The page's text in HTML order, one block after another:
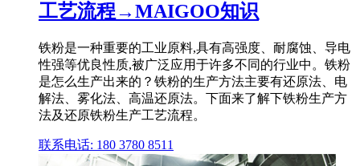
工艺流程→MAIGOO知识
铁粉是一种重要的工业原料,具有高强度、耐腐蚀、导电
性强等优良性质,被广泛应用于许多不同的行业中。铁粉
是怎么生产出来的？铁粉的生产方法主要有还原法、电
解法、雾化法、高温还原法。下面来了解下铁粉生产方
法及还原铁粉生产工艺流程。
联系电话: 180 3780 8511